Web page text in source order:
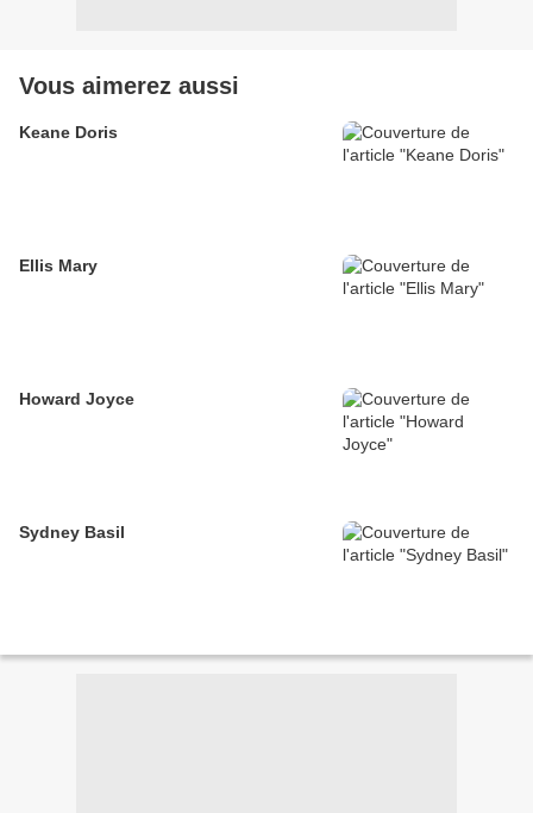
Vous aimerez aussi
Keane Doris
Ellis Mary
Howard Joyce
Sydney Basil